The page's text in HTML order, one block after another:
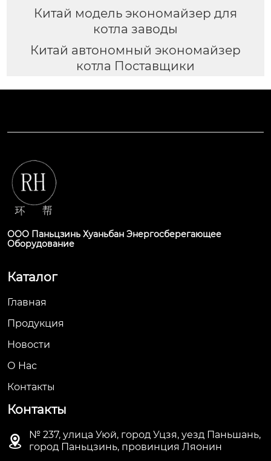
Китай модель экономайзер для
котла заводы
Китай автономный экономайзер
котла Поставщики
ООО Паньцзинь Хуаньбан Энергосберегающее
Оборудование
Каталог
Главная
Продукция
Новости
О Hас
Контакты
Контакты

№ 237, улица Уюй, город Уцзя, уезд Паньшань,
город Паньцзинь, провинция Ляонин